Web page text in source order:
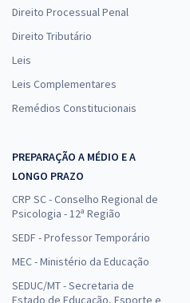
Direito Processual Penal
Direito Tributário
Leis
Leis Complementares
Remédios Constitucionais
PREPARAÇÃO A MÉDIO E A
LONGO PRAZO
CRP SC - Conselho Regional de
Psicologia - 12ª Região
SEDF - Professor Temporário
MEC - Ministério da Educação
SEDUC/MT - Secretaria de
Estado de Educação, Esporte e